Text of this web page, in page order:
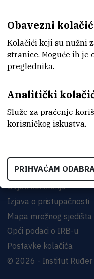
Bijenička cesta 54,
KONTAKTIRAJTE
Uvjeti korištenja
Izjava o pristupačnosti
Mapa mrežnog sjedišta
Opći podaci o IRB-u
Postavke kolačića
© 2026 - Institut Ruđer
Obavezni
Kolačići koji su nužni
stranice. Moguće ih je
preglednika.
Analitički
Služe za praćenje
korisničkog iskustva.
PRIHVAĆAM